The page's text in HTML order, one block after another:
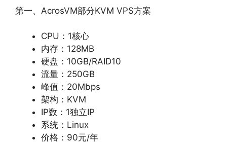
第一、AcrosVM部分KVM VPS方案
CPU：1核心
内存：128MB
硬盘：10GB/RAID10
流量：250GB
峰值：20Mbps
架构：KVM
IP数：1独立IP
系统：Linux
价格：90元/年